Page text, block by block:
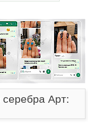
Арт: